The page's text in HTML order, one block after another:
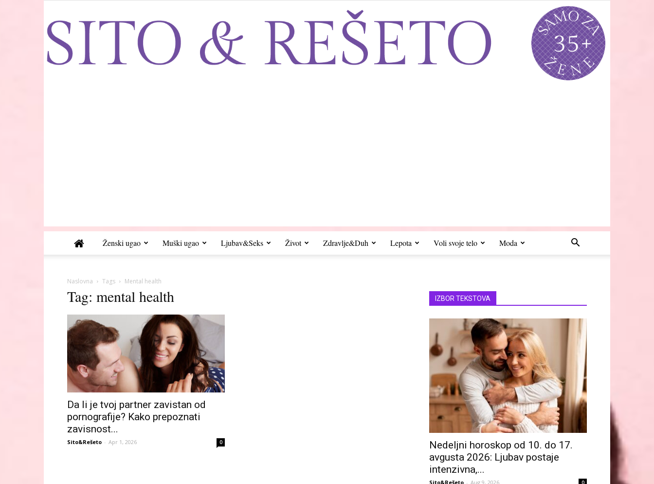
Ženski ugao Muški ugao Ljubav&Seks Život Zdravlje&Duh Lepota Voli svoje telo Moda
Naslovna Tags Mental health
Tag: mental health
Da li je tvoj partner zavistan od
pornografije? Kako prepoznati
zavisnost...
Sito&Rešeto - Apr 1, 2026 0
IZBOR TEKSTOVA
Nedeljni horoskop od 10. do 17.
avgusta 2026: Ljubav postaje
intenzivna,...
Sito&Rešeto - Aug 9, 2026 0